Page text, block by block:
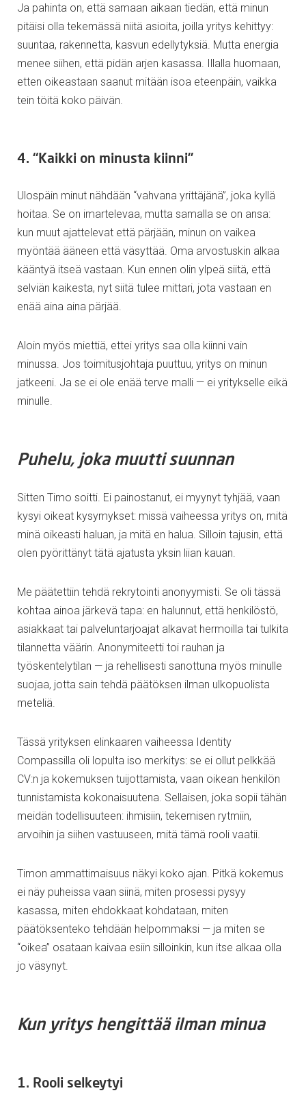
Ja pahinta on, että samaan aikaan tiedän, että minun
pitäisi olla tekemässä niitä asioita, joilla yritys kehittyy:
suuntaa, rakennetta, kasvun edellytyksiä. Mutta energia
menee siihen, että pidän arjen kasassa. Illalla huomaan,
etten oikeastaan saanut mitään isoa eteenpäin, vaikka
tein töitä koko päivän.
4. “Kaikki on minusta kiinni”
Ulospäin minut nähdään “vahvana yrittäjänä”, joka kyllä
hoitaa. Se on imartelevaa, mutta samalla se on ansa:
kun muut ajattelevat että pärjään, minun on vaikea
myöntää ääneen että väsyttää. Oma arvostuskin alkaa
kääntyä itseä vastaan. Kun ennen olin ylpeä siitä, että
selviän kaikesta, nyt siitä tulee mittari, jota vastaan en
enää aina aina pärjää.
Aloin myös miettiä, ettei yritys saa olla kiinni vain
minussa. Jos toimitusjohtaja puuttuu, yritys on minun
jatkeeni. Ja se ei ole enää terve malli — ei yritykselle eikä
minulle.
Puhelu, joka muutti suunnan
Sitten Timo soitti. Ei painostanut, ei myynyt tyhjää, vaan
kysyi oikeat kysymykset: missä vaiheessa yritys on, mitä
minä oikeasti haluan, ja mitä en halua. Silloin tajusin, että
olen pyörittänyt tätä ajatusta yksin liian kauan.
Me päätettiin tehdä rekrytointi anonyymisti. Se oli tässä
kohtaa ainoa järkevä tapa: en halunnut, että henkilöstö,
asiakkaat tai palveluntarjoajat alkavat hermoilla tai tulkita
tilannetta väärin. Anonymiteetti toi rauhan ja
työskentelytilan — ja rehellisesti sanottuna myös minulle
suojaa, jotta sain tehdä päätöksen ilman ulkopuolista
meteliä.
Tässä yrityksen elinkaaren vaiheessa Identity
Compassilla oli lopulta iso merkitys: se ei ollut pelkkää
CV:n ja kokemuksen tuijottamista, vaan oikean henkilön
tunnistamista kokonaisuutena. Sellaisen, joka sopii tähän
meidän todellisuuteen: ihmisiin, tekemisen rytmiin,
arvoihin ja siihen vastuuseen, mitä tämä rooli vaatii.
Timon ammattimaisuus näkyi koko ajan. Pitkä kokemus
ei näy puheissa vaan siinä, miten prosessi pysyy
kasassa, miten ehdokkaat kohdataan, miten
päätöksenteko tehdään helpommaksi — ja miten se
“oikea” osataan kaivaa esiin silloinkin, kun itse alkaa olla
jo väsynyt.
Kun yritys hengittää ilman minua
1. Rooli selkeytyi